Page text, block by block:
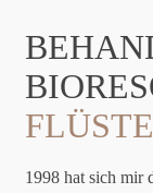
1998 hat sich mir